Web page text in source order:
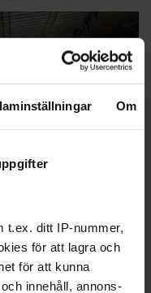
Om
t.ex. ditt IP-nummer,
för att lagra och
för att kunna
innehåll, annons-
Foto: Gerd Wallin